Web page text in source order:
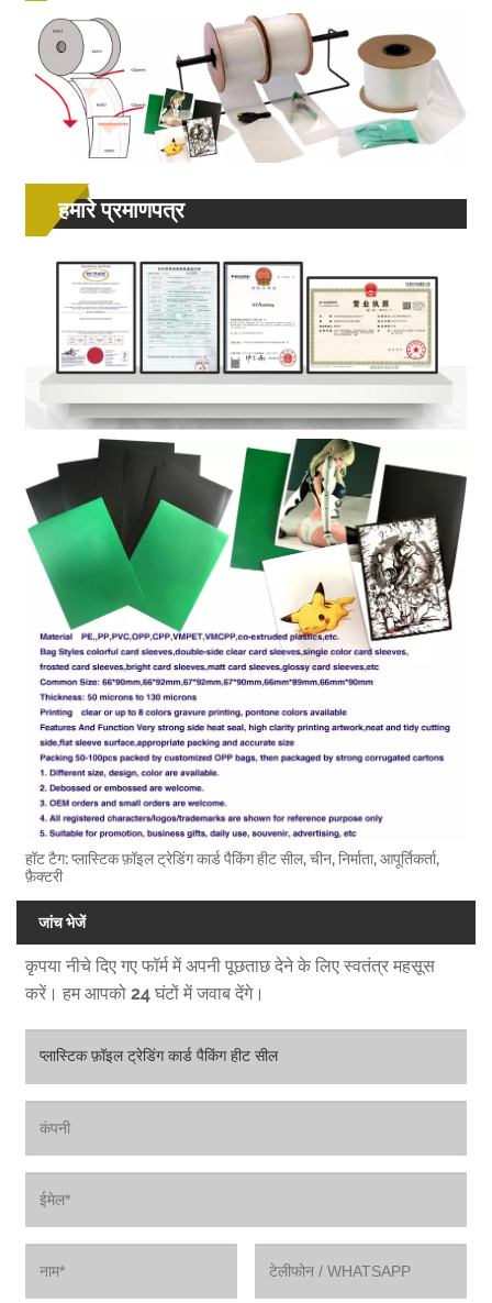
हमारे प्रमाणपत्र
हॉट टैग: प्लास्टिक फ़ॉइल ट्रेडिंग कार्ड पैकिंग हीट सील, चीन, निर्माता, आपूर्तिकर्ता,
फ़ैक्टरी
जांच भेजें
कृपया नीचे दिए गए फॉर्म में अपनी पूछताछ देने के लिए स्वतंत्र महसूस
करें। हम आपको 24 घंटों में जवाब देंगे।